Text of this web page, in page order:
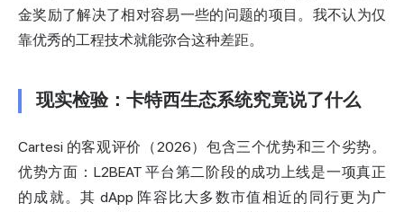
金奖励了解决了相对容易一些的问题的项目。我不认为仅
靠优秀的工程技术就能弥合这种差距。
现实检验：卡特西生态系统究竟说了什么
Cartesi 的客观评价（2026）包含三个优势和三个劣势。
优势方面：L2BEAT 平台第二阶段的成功上线是一项真正
的成就。其 dApp 阵容比大多数市值相近的同行更为广